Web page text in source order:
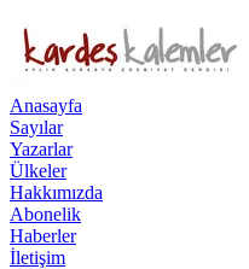
Anasayfa
Sayılar
Yazarlar
Ülkeler
Hakkımızda
Abonelik
Haberler
İletişim